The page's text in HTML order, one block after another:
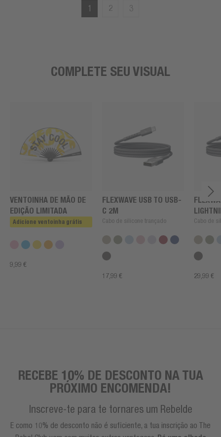
1 2 3
COMPLETE SEU VISUAL
VENTOINHA DE MÃO DE
EDIÇÃO LIMITADA
Adicione ventoinha grátis
9,99 €
FLEXWAVE USB TO USB-
C 2M
Cabo de silicone trançado
17,99 €
Cabo de
29,99 €
RECEBE 10% DE DESCONTO NA TUA
PRÓXIMO ENCOMENDA!
Inscreve-te para te tornares um Rebelde
E como 10% de desconto não é suficiente, a tua inscrição ao The